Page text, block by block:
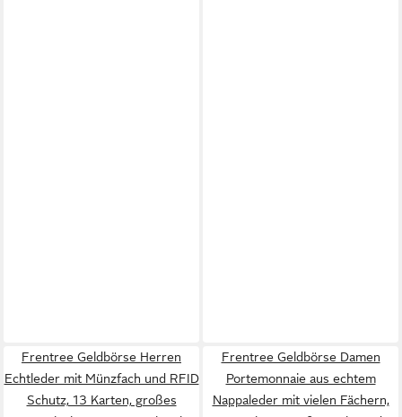
Frentree Geldbörse Herren
Echtleder mit Münzfach und RFID
Schutz, 13 Karten, großes
Frentree Geldbörse Damen
Portemonnaie aus echtem
Nappaleder mit vielen Fächern,